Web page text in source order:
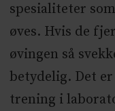
spesialiteter
øves. Hvis de
øvingen så
betydelig. Det
trening i